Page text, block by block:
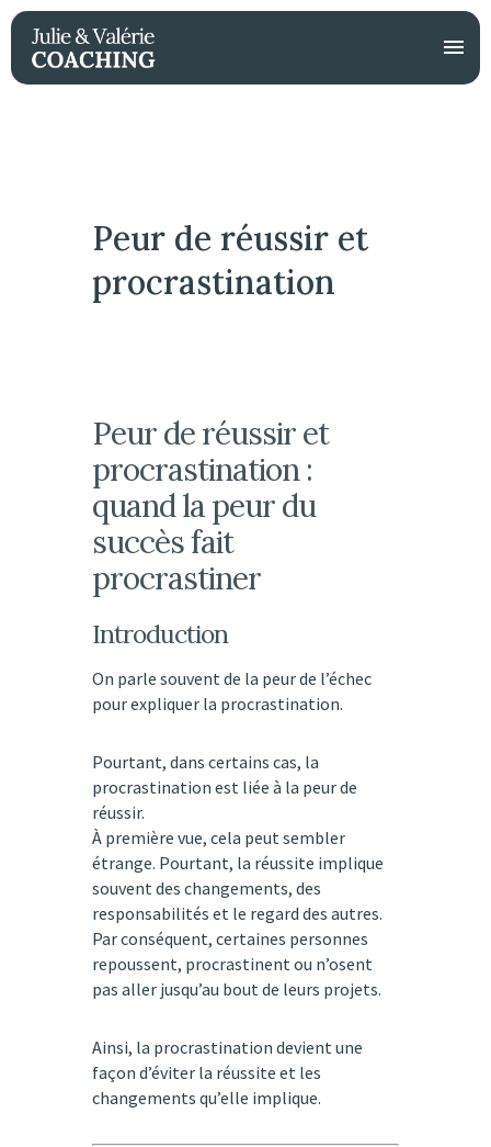
Peur de réussir et
procrastination
Peur de réussir et
procrastination :
quand la peur du
succès fait
procrastiner
Introduction
On parle souvent de la peur de l’échec
pour expliquer la procrastination.
Pourtant, dans certains cas, la
procrastination est liée à la peur de
réussir.
À première vue, cela peut sembler
étrange. Pourtant, la réussite implique
souvent des changements, des
responsabilités et le regard des autres.
Par conséquent, certaines personnes
repoussent, procrastinent ou n’osent
pas aller jusqu’au bout de leurs projets.
Ainsi, la procrastination devient une
façon d’éviter la réussite et les
changements qu’elle implique.